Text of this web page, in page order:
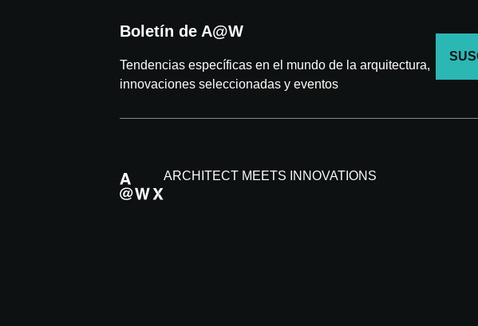
Boletín de A@W
Tendencias específicas en el mundo de la arquitectura,
innovaciones seleccionadas y eventos
ARCHITECT MEETS INNOVATIONS